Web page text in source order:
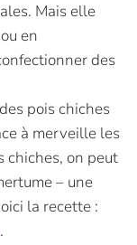
Mais elle
en
des
pois chiches
à merveille les
chiches, on peut
– une
la recette :
.